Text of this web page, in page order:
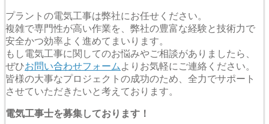
プラントの電気工事は弊社にお任せください。
複雑で専門性が高い作業を、弊社の豊富な経験と技術力で
安全かつ効率よく進めてまいります。
もし電気工事に関してのお悩みやご相談がありましたら、
ぜひお問い合わせフォームよりお気軽にご連絡ください。
皆様の大事なプロジェクトの成功のため、全力でサポート
させていただきたいと考えております。
電気工事士を募集しております！